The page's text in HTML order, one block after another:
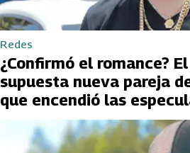
Redes
¿Confirmó el romance?
supuesta nueva pareja
que encendió las